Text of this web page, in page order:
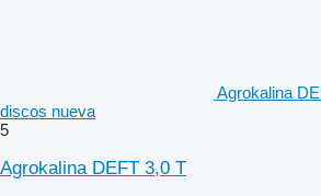
Agrokalina
discos nueva
5
Agrokalina DEFT 3,0 T